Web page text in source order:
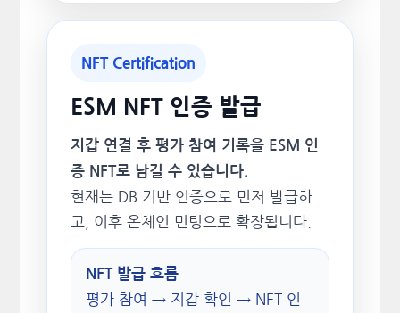
NFT Certification
ESM NFT 인증 발급
지갑 연결 후 평가 참여 기록을 ESM 인
증 NFT로 남길 수 있습니다.
현재는 DB 기반 인증으로 먼저 발급하
고, 이후 온체인 민팅으로 확장됩니다.
NFT 발급 흐름
평가 참여 → 지갑 확인 → NFT 인